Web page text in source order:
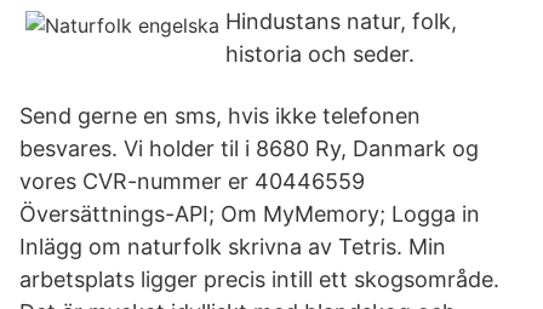
Hindustans natur, folk,
historia och seder.
Send gerne en sms, hvis ikke telefonen
besvares. Vi holder til i 8680 Ry, Danmark og
vores CVR-nummer er 40446559
Översättnings-API; Om MyMemory; Logga in
Inlägg om naturfolk skrivna av Tetris. Min
arbetsplats ligger precis intill ett skogsområde.